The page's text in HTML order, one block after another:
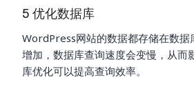
5 优化数据库
WordPress网站的数据都存储在数据
增加，数据库查询速度会变慢，从而
库优化可以提高查询效率。